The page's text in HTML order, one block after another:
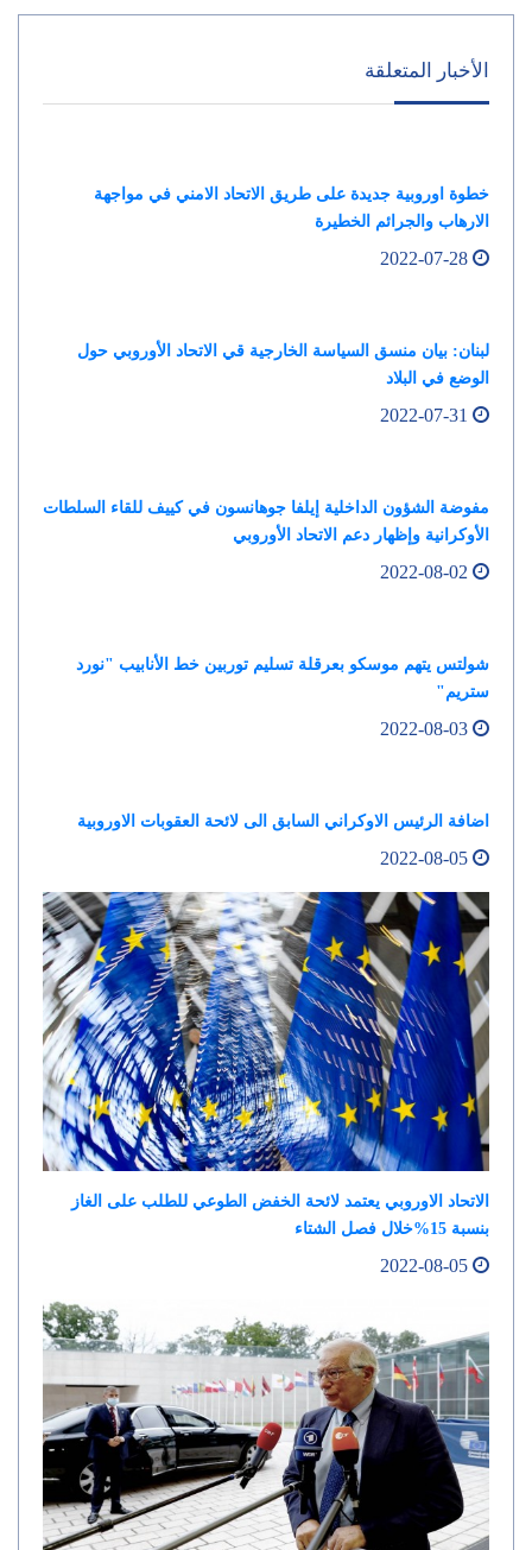
الأخبار المتعلقة
خطوة اوروبية جديدة على طريق الاتحاد الامني في مواجهة
الارهاب والجرائم الخطيرة
لبنان: بيان منسق السياسة الخارجية قي الاتحاد الأوروبي حول
الوضع في البلاد
مفوضة الشؤون الداخلية إيلفا جوهانسون في كييف للقاء السلطات
الأوكرانية وإظهار دعم الاتحاد الأوروبي
شولتس يتهم موسكو بعرقلة تسليم توربين خط الأنابيب "نورد
ستريم"
اضافة الرئيس الاوكراني السابق الى لائحة العقوبات الاوروبية
الاتحاد الاوروبي يعتمد لائحة الخفض الطوعي للطلب على الغاز
بنسبة 15%خلال فصل الشتاء